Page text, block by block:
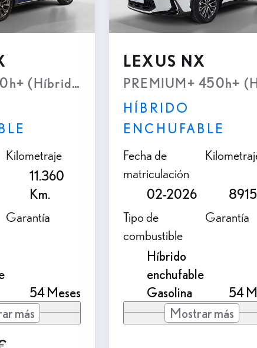
(Híbrido Enchufable)
Kilometraje
11.360
Km.
Garantía
54 Meses
más
LEXUS NX
PREMIUM+ 450h+
HÍBRIDO
ENCHUFABLE
Fecha de
matriculación
02-2026
Tipo de
combustible
Híbrido
enchufable
Gasolina
Garantía
54
Mostrar más